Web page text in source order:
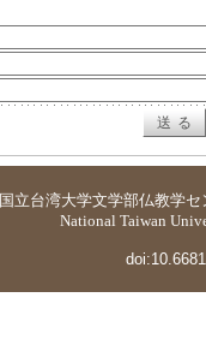
国立台湾大学文学部仏教学セ
National Taiwan